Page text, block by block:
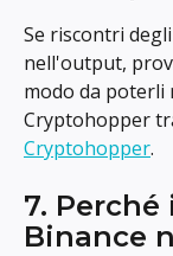
Se riscontri
nell'output,
modo da poterli
Cryptohopper
Cryptohopper.
7.
Binance